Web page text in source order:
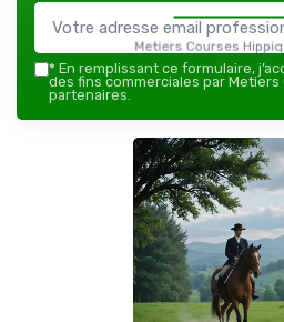
Metiers Courses
* En remplissant ce formulaire,
des fins commerciales par
partenaires.